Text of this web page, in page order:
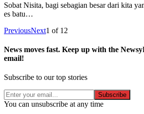
Sobat Nisita, bagi sebagian besar dari kita
es batu…
PreviousNext1 of 12
News moves fast. Keep up with the
email!
Subscribe to our top stories
Subscribe
You can unsubscribe at any time